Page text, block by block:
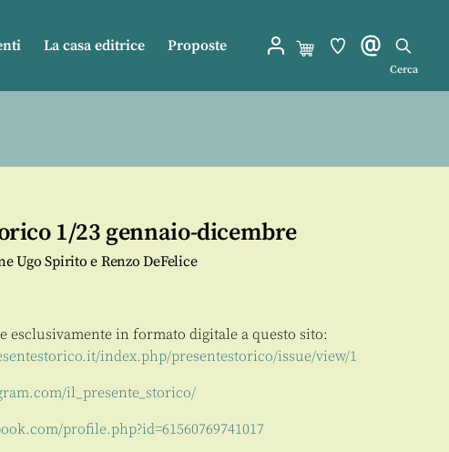
La casa editrice Proposte
Cerca
1/23 gennaio-dicembre
Ugo Spirito e Renzo DeFelice
esclusivamente in formato digitale a questo sito:
index.php/presentestorico/issue/view/1
il_presente_storico/
profile.php?id=61560769741017